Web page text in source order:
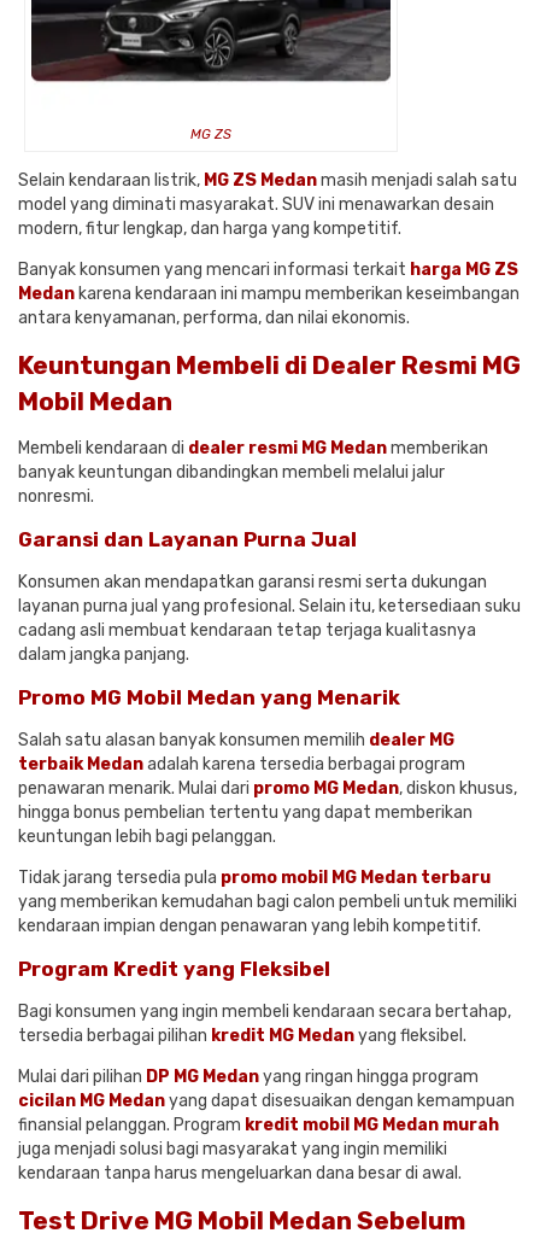
MG ZS
Selain kendaraan listrik, MG ZS Medanmasih menjadi salah satu
model yang diminati masyarakat. SUV ini menawarkan desain
modern, fitur lengkap, dan harga yang kompetitif.
Banyak konsumen yang mencari informasi terkait harga MG ZS
Medan karena kendaraan ini mampu memberikan keseimbangan
antara kenyamanan, performa, dan nilai ekonomis.
Keuntungan Membeli di Dealer Resmi MG
Mobil Medan
Membeli kendaraan di dealer resmi MG Medanmemberikan
banyak keuntungan dibandingkan membeli melalui jalur
nonresmi.
Garansi dan Layanan Purna Jual
Konsumen akan mendapatkan garansi resmi serta dukungan
layanan purna jual yang profesional. Selain itu, ketersediaan suku
cadang asli membuat kendaraan tetap terjaga kualitasnya
dalam jangka panjang.
Promo MG Mobil Medan yang Menarik
Salah satu alasan banyak konsumen memilih dealer MG
terbaik Medanadalah karena tersedia berbagai program
penawaran menarik. Mulai dari promo MG Medan, diskon khusus,
hingga bonus pembelian tertentu yang dapat memberikan
keuntungan lebih bagi pelanggan.
Tidak jarang tersedia pula promo mobil MG Medan terbaru
yang memberikan kemudahan bagi calon pembeli untuk memiliki
kendaraan impian dengan penawaran yang lebih kompetitif.
Program Kredit yang Fleksibel
Bagi konsumen yang ingin membeli kendaraan secara bertahap,
tersedia berbagai pilihan kredit MG Medanyang fleksibel.
Mulai dari pilihan DP MG Medanyang ringan hingga program
cicilan MG Medanyang dapat disesuaikan dengan kemampuan
finansial pelanggan. Program kredit mobil MG Medan murah
juga menjadi solusi bagi masyarakat yang ingin memiliki
kendaraan tanpa harus mengeluarkan dana besar di awal.
Test Drive MG Mobil Medan Sebelum